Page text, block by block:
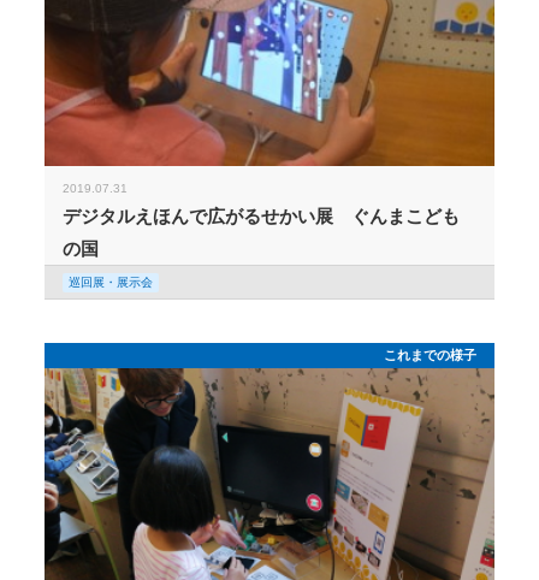
2019.07.31
デジタルえほんで広がるせかい展 ぐんまこども
の国
巡回展・展示会
これまでの様子